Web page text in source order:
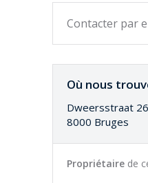
Contacter par
Où nous
Dweersstraat 26
8000 Bruges
Propriétaire de